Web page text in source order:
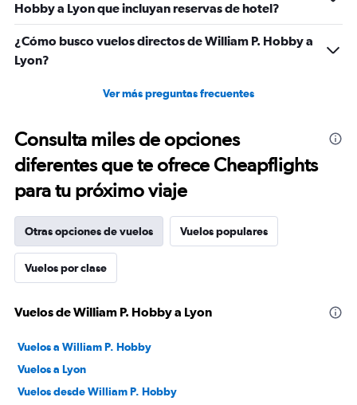
Hobby a Lyon que incluyan reservas de hotel?
¿Cómo busco vuelos directos de William P. Hobby a
Lyon?
Ver más preguntas frecuentes
Consulta miles de opciones
diferentes que te ofrece Cheapflights
para tu próximo viaje
Otras opciones de vuelos Vuelos populares
Vuelos por clase
Vuelos de William P. Hobby a Lyon
Vuelos a William P. Hobby
Vuelos a Lyon
Vuelos desde William P. Hobby